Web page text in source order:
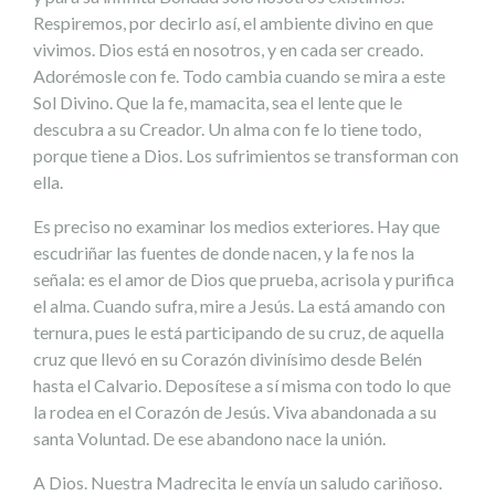
Respiremos, por decirlo así, el ambiente divino en que
vivimos. Dios está en nosotros, y en cada ser creado.
Adorémosle con fe. Todo cambia cuando se mira a este
Sol Divino. Que la fe, mamacita, sea el lente que le
descubra a su Creador. Un alma con fe lo tiene todo,
porque tiene a Dios. Los sufrimientos se transforman con
ella.
Es preciso no examinar los medios exteriores. Hay que
escudriñar las fuentes de donde nacen, y la fe nos la
señala: es el amor de Dios que prueba, acrisola y purifica
el alma. Cuando sufra, mire a Jesús. La está amando con
ternura, pues le está participando de su cruz, de aquella
cruz que llevó en su Corazón divinísimo desde Belén
hasta el Calvario. Deposítese a sí misma con todo lo que
la rodea en el Corazón de Jesús. Viva abandonada a su
santa Voluntad. De ese abandono nace la unión.
A Dios. Nuestra Madrecita le envía un saludo cariñoso.